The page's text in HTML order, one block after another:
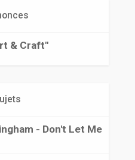
& Craft"
- Don't Let Me